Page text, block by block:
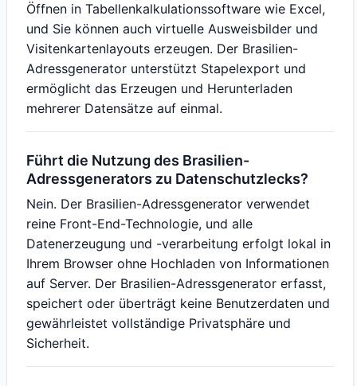
Öffnen in Tabellenkalkulationssoftware wie Excel,
und Sie können auch virtuelle Ausweisbilder und
Visitenkartenlayouts erzeugen. Der Brasilien-
Adressgenerator unterstützt Stapelexport und
ermöglicht das Erzeugen und Herunterladen
mehrerer Datensätze auf einmal.
Führt die Nutzung des Brasilien-
Adressgenerators zu Datenschutzlecks?
Nein. Der Brasilien-Adressgenerator verwendet
reine Front-End-Technologie, und alle
Datenerzeugung und -verarbeitung erfolgt lokal in
Ihrem Browser ohne Hochladen von Informationen
auf Server. Der Brasilien-Adressgenerator erfasst,
speichert oder überträgt keine Benutzerdaten und
gewährleistet vollständige Privatsphäre und
Sicherheit.